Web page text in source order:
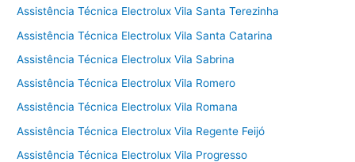
Assistência Técnica Electrolux Vila Santa Terezinha
Assistência Técnica Electrolux Vila Santa Catarina
Assistência Técnica Electrolux Vila Sabrina
Assistência Técnica Electrolux Vila Romero
Assistência Técnica Electrolux Vila Romana
Assistência Técnica Electrolux Vila Regente Feijó
Assistência Técnica Electrolux Vila Progresso